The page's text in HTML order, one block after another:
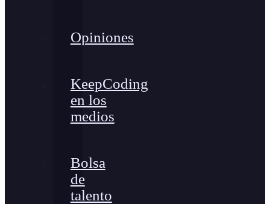
Opiniones
KeepCoding
en los
medios
Bolsa
de
talento